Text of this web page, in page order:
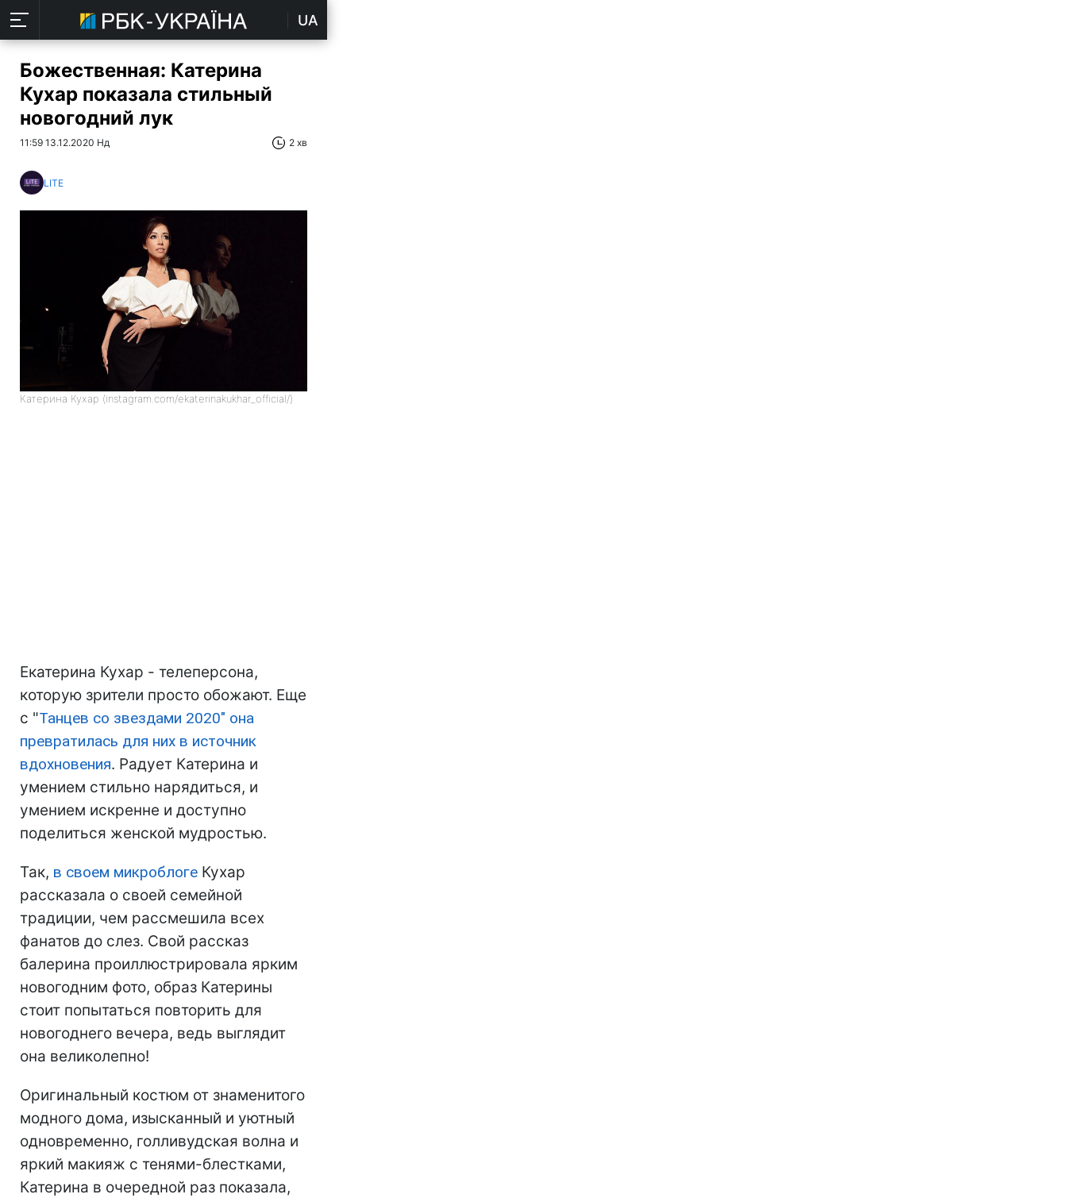
UA
Божественная: Катерина
Кухар показала стильный
новогодний лук
11:59 13.12.2020 Нд 2 хв
LITE
Катерина Кухар (instagram.com/ekaterinakukhar_official/)
Екатерина Кухар - телеперсона,
которую зрители просто обожают. Еще
с "Танцев со звездами 2020" она
превратилась для них в источник
вдохновения. Радует Катерина и
умением стильно нарядиться, и
умением искренне и доступно
поделиться женской мудростью.
Так, в своем микроблоге Кухар
рассказала о своей семейной
традиции, чем рассмешила всех
фанатов до слез. Свой рассказ
балерина проиллюстрировала ярким
новогодним фото, образ Катерины
стоит попытаться повторить для
новогоднего вечера, ведь выглядит
она великолепно!
Оригинальный костюм от знаменитого
модного дома, изысканный и уютный
одновременно, голливудская волна и
яркий макияж с тенями-блестками,
Катерина в очередной раз показала,